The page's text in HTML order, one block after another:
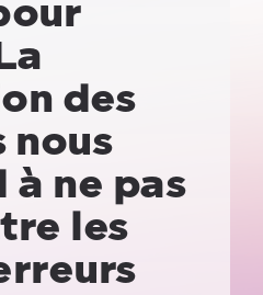
des
nous
ne pas
les